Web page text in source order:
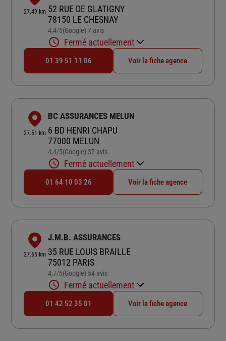
27.49 km 52 RUE DE GLATIGNY
78150 LE CHESNAY
4,4/5Note de 4.4 sur 5
(Google) 7 avis
Fermé actuellement
01 39 51 11 06 Voir la fiche agence
27.51 km
BC ASSURANCES MELUN
6 BD HENRI CHAPU
77000 MELUN
4,4/5Note de 4.4 sur 5
(Google) 37 avis
Fermé actuellement
01 64 10 03 26 Voir la fiche agence
27.65 km
J.M.B. ASSURANCES
35 RUE LOUIS BRAILLE
75012 PARIS
4,7/5Note de 4.7 sur 5
(Google) 54 avis
Fermé actuellement
01 42 52 35 01 Voir la fiche agence